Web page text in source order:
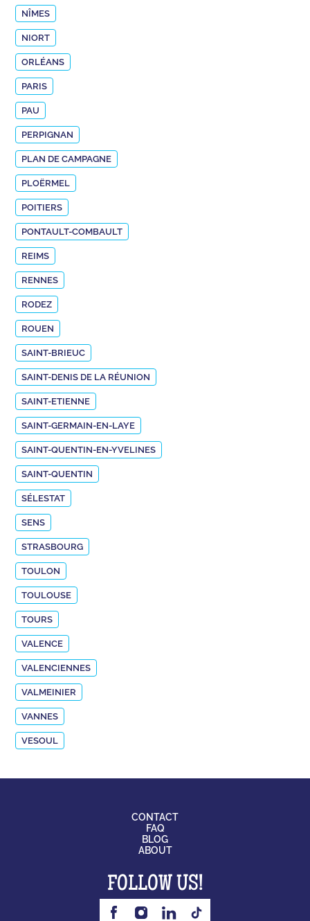
NÎMES
NIORT
ORLÉANS
PARIS
PAU
PERPIGNAN
PLAN DE CAMPAGNE
PLOËRMEL
POITIERS
PONTAULT-COMBAULT
REIMS
RENNES
RODEZ
ROUEN
SAINT-BRIEUC
SAINT-DENIS DE LA RÉUNION
SAINT-ETIENNE
SAINT-GERMAIN-EN-LAYE
SAINT-QUENTIN-EN-YVELINES
SAINT-QUENTIN
SÉLESTAT
SENS
STRASBOURG
TOULON
TOULOUSE
TOURS
VALENCE
VALENCIENNES
VALMEINIER
VANNES
VESOUL
CONTACT
FAQ
BLOG
ABOUT
FOLLOW US!